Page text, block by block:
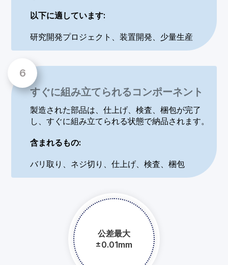
以下に適しています:
研究開発プロジェクト、装置開発、少量生産
すぐに組み立てられるコンポーネント
製造された部品は、仕上げ、検査、梱包が完了
し、すぐに組み立てられる状態で納品されます。
含まれるもの:
バリ取り、ネジ切り、仕上げ、検査、梱包
公差最大
±0.01mm